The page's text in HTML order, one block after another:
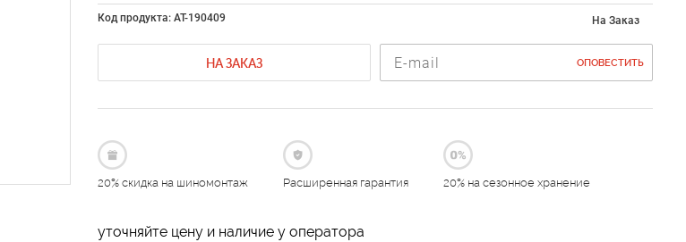
Код продукта: AT-190409 На Заказ
НА ЗАКАЗ ОПОВЕСТИТЬ
20% скидка на шиномонтаж Расширенная гарантия 20% на сезонное хранение
уточняйте цену и наличие у оператора